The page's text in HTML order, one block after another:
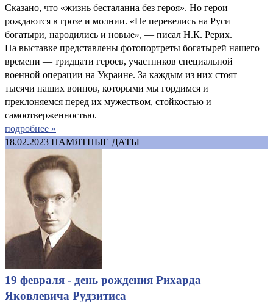
Сказано, что «жизнь бесталанна без героя». Но герои
рождаются в грозе и молнии. «Не перевелись на Руси
богатыри, народились и новые», — писал Н.К. Рерих.
На выставке представлены фотопортреты богатырей нашего
времени — тридцати героев, участников специальной
военной операции на Украине. За каждым из них стоят
тысячи наших воинов, которыми мы гордимся и
преклоняемся перед их мужеством, стойкостью и
самоотверженностью.
подробнее »
18.02.2023 ПАМЯТНЫЕ ДАТЫ
19 февраля - день рождения Рихарда
Яковлевича Рудзитиса